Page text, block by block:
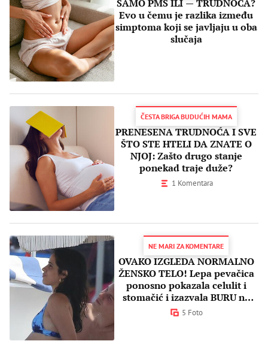
SAMO PMS ILI — TRUDNOĆA?
Evo u čemu je razlika između
simptoma koji se javljaju u oba
slučaja
ČESTA BRIGA BUDUĆIH MAMA
PRENESENA TRUDNOĆA I SVE
ŠTO STE HTELI DA ZNATE O
NJOJ: Zašto drugo stanje
ponekad traje duže?
1 Komentara
NE MARI ZA KOMENTARE
OVAKO IZGLEDA NORMALNO
ŽENSKO TELO! Lepa pevačica
ponosno pokazala celulit i
stomačić i izazvala BURU na
internetu
5 Foto